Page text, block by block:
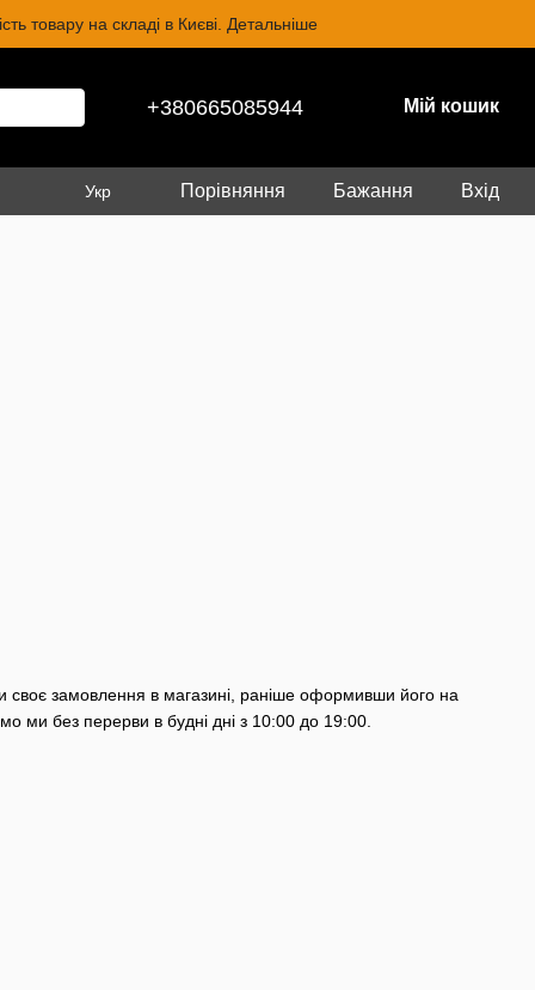
товару на складі в Києві. Детальніше
+380665085944 Мій кошик
Укр Порівняння Бажання Вхід
своє замовлення в магазині, раніше оформивши його на
ми без перерви в будні дні з 10:00 до 19:00.